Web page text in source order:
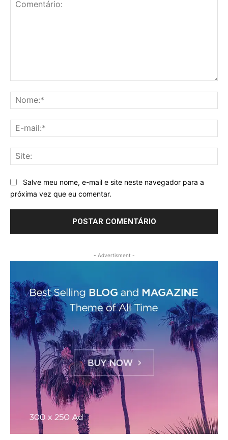
Salve meu nome, e-mail e site neste navegador para a
próxima vez que eu comentar.
- Advertisment -